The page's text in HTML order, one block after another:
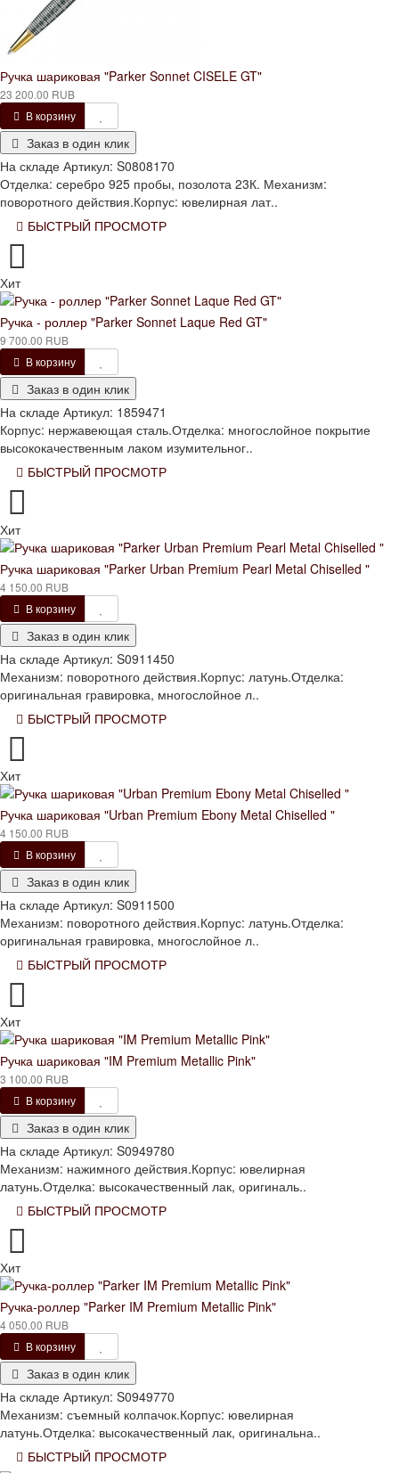
Ручка шариковая "Parker Sonnet CISELE GT"
23 200.00 RUB
В корзину
Заказ в один клик
На складе Артикул: S0808170
Отделка: серебро 925 пробы, позолота 23К. Механизм:
поворотного действия.Корпус: ювелирная лат..
БЫСТРЫЙ ПРОСМОТР
Хит
Ручка - роллер "Parker Sonnet Laque Red GT"
9 700.00 RUB
В корзину
Заказ в один клик
На складе Артикул: 1859471
Корпус: нержавеющая сталь.Отделка: многослойное покрытие
высококачественным лаком изумительног..
БЫСТРЫЙ ПРОСМОТР
Хит
Ручка шариковая "Parker Urban Premium Pearl Metal Chiselled "
4 150.00 RUB
В корзину
Заказ в один клик
На складе Артикул: S0911450
Механизм: поворотного действия.Корпус: латунь.Отделка:
оригинальная гравировка, многослойное л..
БЫСТРЫЙ ПРОСМОТР
Хит
Ручка шариковая "Urban Premium Ebony Metal Chiselled "
4 150.00 RUB
В корзину
Заказ в один клик
На складе Артикул: S0911500
Механизм: поворотного действия.Корпус: латунь.Отделка:
оригинальная гравировка, многослойное л..
БЫСТРЫЙ ПРОСМОТР
Хит
Ручка шариковая "IM Premium Metallic Pink"
3 100.00 RUB
В корзину
Заказ в один клик
На складе Артикул: S0949780
Механизм: нажимного действия.Корпус: ювелирная
латунь.Отделка: высокачественный лак, оригиналь..
БЫСТРЫЙ ПРОСМОТР
Хит
Ручка-роллер "Parker IM Premium Metallic Pink"
4 050.00 RUB
В корзину
Заказ в один клик
На складе Артикул: S0949770
Механизм: съемный колпачок.Корпус: ювелирная
латунь.Отделка: высокачественный лак, оригинальна..
БЫСТРЫЙ ПРОСМОТР